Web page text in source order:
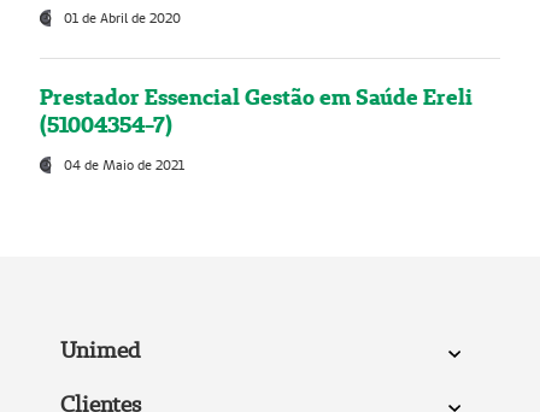
01 de Abril de 2020
Prestador Essencial Gestão em Saúde Ereli
(51004354-7)
04 de Maio de 2021
Unimed
Clientes